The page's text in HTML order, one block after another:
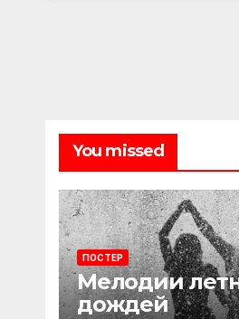
You missed
ПОСТЕР
Мелодии
дождей